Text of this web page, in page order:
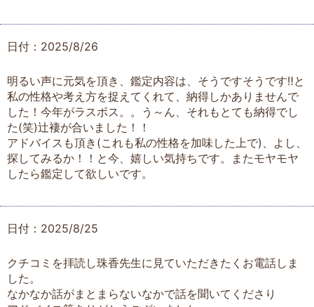
日付：2025/8/26
明るい声に元気を頂き、鑑定内容は、そうですそうです‼️と
私の性格や考え方を捉えてくれて、納得しかありませんで
した！今年がラスボス。。う～ん、それもとても納得でし
た(笑)辻褄が合いました！！
アドバイスも頂き(これも私の性格を加味した上で)、よし、
探してみるか！！と今、嬉しい気持ちです。またモヤモヤ
したら鑑定して欲しいです。
日付：2025/8/25
クチコミを拝読し珠香先生に見ていただきたくお電話しま
した。
なかなか話がまとまらないなかで話を聞いてくださり